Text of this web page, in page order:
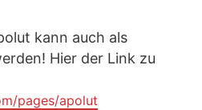
kann auch als
Hier der Link zu
pages/apolut